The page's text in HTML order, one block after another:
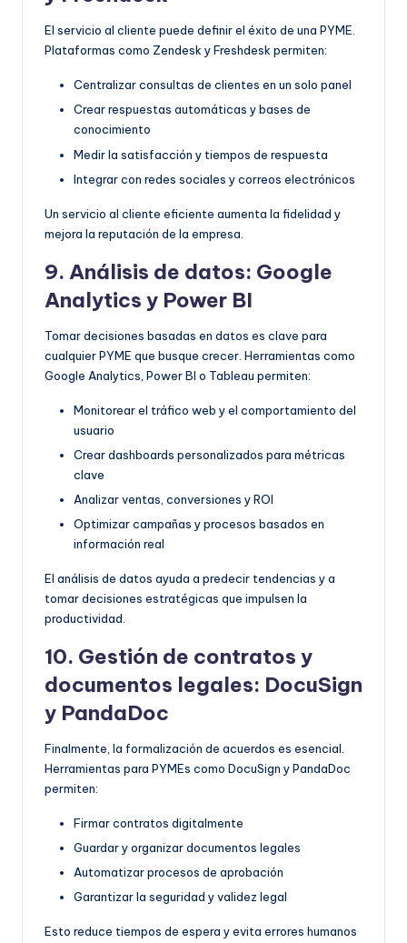
El servicio al cliente puede definir el éxito de una PYME.
Plataformas como Zendesk y Freshdesk permiten:
Centralizar consultas de clientes en un solo panel
Crear respuestas automáticas y bases de
conocimiento
Medir la satisfacción y tiempos de respuesta
Integrar con redes sociales y correos electrónicos
Un servicio al cliente eficiente aumenta la fidelidad y
mejora la reputación de la empresa.
9. Análisis de datos: Google
Analytics y Power BI
Tomar decisiones basadas en datos es clave para
cualquier PYME que busque crecer. Herramientas como
Google Analytics, Power BI o Tableau permiten:
Monitorear el tráfico web y el comportamiento del
usuario
Crear dashboards personalizados para métricas
clave
Analizar ventas, conversiones y ROI
Optimizar campañas y procesos basados en
información real
El análisis de datos ayuda a predecir tendencias y a
tomar decisiones estratégicas que impulsen la
productividad.
10. Gestión de contratos y
documentos legales: DocuSign
y PandaDoc
Finalmente, la formalización de acuerdos es esencial.
Herramientas para PYMEs como DocuSign y PandaDoc
permiten:
Firmar contratos digitalmente
Guardar y organizar documentos legales
Automatizar procesos de aprobación
Garantizar la seguridad y validez legal
Esto reduce tiempos de espera y evita errores humanos